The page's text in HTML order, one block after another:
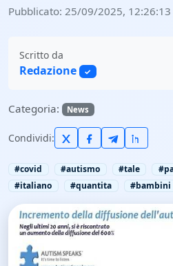
Pubblicato: 25/09/2025, 12:26:13
Scritto da
Redazione ✓
Categoria: News
Condividi:
#covid #autismo #tale
#italiano
#quantita #bambini